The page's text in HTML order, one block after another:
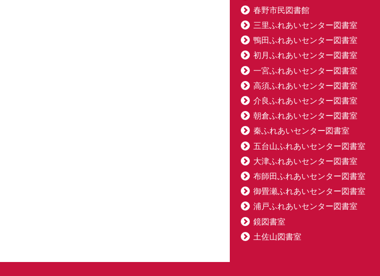
春野市民図書館
三里ふれあいセンター図書室
鴨田ふれあいセンター図書室
初月ふれあいセンター図書室
一宮ふれあいセンター図書室
高須ふれあいセンター図書室
介良ふれあいセンター図書室
朝倉ふれあいセンター図書室
秦ふれあいセンター図書室
五台山ふれあいセンター図書室
大津ふれあいセンター図書室
布師田ふれあいセンター図書室
御畳瀬ふれあいセンター図書室
浦戸ふれあいセンター図書室
鏡図書室
土佐山図書室